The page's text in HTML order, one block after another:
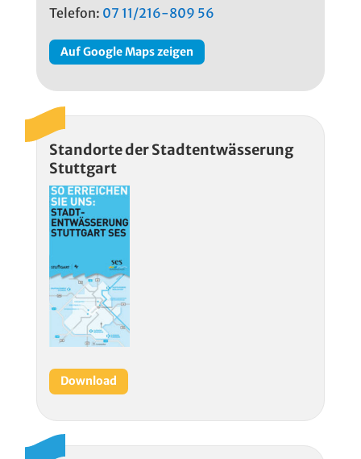
Telefon: 07 11/216-809 56
Auf Google Maps zeigen
Standorte der Stadtentwässerung
Stuttgart
Download